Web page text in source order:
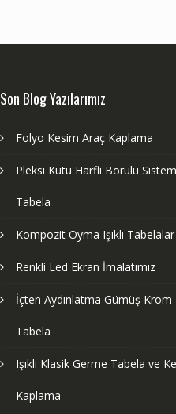
Son Blog Yazılarımız
Folyo Kesim Araç Kaplama
Pleksi Kutu Harfli Borulu Sistem
Tabela
Kompozit Oyma Işıklı Tabelalar
Renkli Led Ekran İmalatımız
İçten Aydınlatma Gümüş Krom
Tabela
Işıklı Klasik Germe Tabela ve
Kaplama